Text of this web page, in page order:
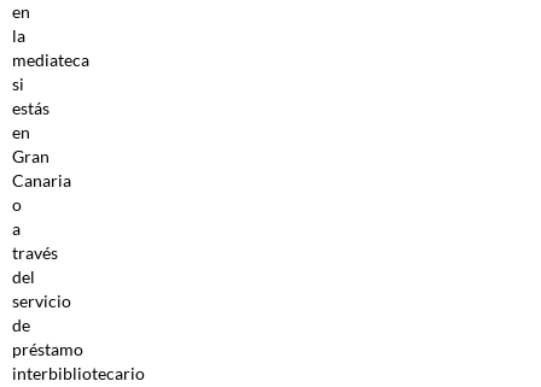
en
la
mediateca
si
estás
en
Gran
Canaria
o
a
través
del
servicio
de
préstamo
interbibliotecario